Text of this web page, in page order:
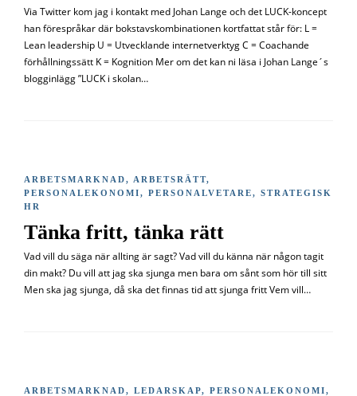
Via Twitter kom jag i kontakt med Johan Lange och det LUCK-koncept
han förespråkar där bokstavskombinationen kortfattat står för: L =
Lean leadership U = Utvecklande internetverktyg C = Coachande
förhållningssätt K = Kognition Mer om det kan ni läsa i Johan Lange´s
blogginlägg ”LUCK i skolan…
ARBETSMARKNAD, ARBETSRÄTT,
PERSONALEKONOMI, PERSONALVETARE, STRATEGISK
HR
Tänka fritt, tänka rätt
Vad vill du säga när allting är sagt? Vad vill du känna när någon tagit
din makt? Du vill att jag ska sjunga men bara om sånt som hör till sitt
Men ska jag sjunga, då ska det finnas tid att sjunga fritt Vem vill…
ARBETSMARKNAD, LEDARSKAP, PERSONALEKONOMI,